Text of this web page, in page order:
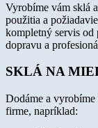
Vyrobíme vám sklá
použitia a
kompletný servis od
dopravu a
SKLÁ NA
Dodáme a
firme, napríklad: